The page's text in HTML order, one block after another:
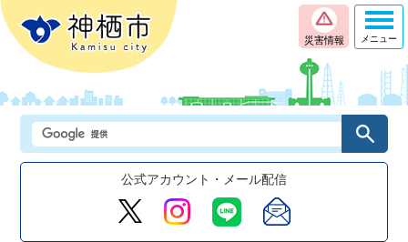
災害情報
公式アカウント・メール配信
メニュー